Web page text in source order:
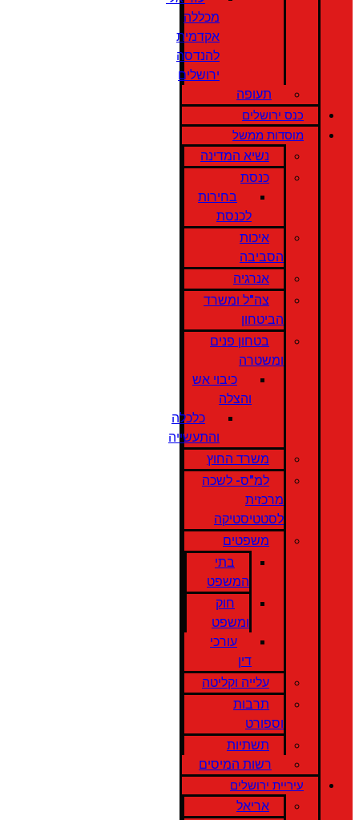
מכללה
אקדמית
להנדסה
ירושלים
תעופה
כנס ירושלים
מוסדות ממשל
נשיא המדינה
כנסת
בחירות
לכנסת
איכות
הסביבה
אנרגיה
צה"ל ומשרד
הביטחון
בטחון פנים
ומשטרה
כיבוי אש
והצלה
כלכלה
והתעשייה
משרד החוץ
למ"ס- לשכה
מרכזית
לסטטיסטיקה
משפטים
בתי
המשפט
חוק
ומשפט
עורכי
דין
עלייה וקליטה
תרבות
וספורט
תשתיות
רשות המיסים
עיריית ירושלים
אריאל